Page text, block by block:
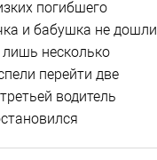
погибшего
и бабушка не дошли
несколько
перейти две
водитель